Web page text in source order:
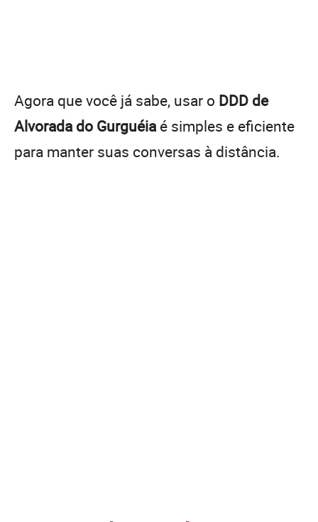
Agora que você já sabe, usar o DDD de
Alvorada do Gurguéiaé simples e eficiente
para manter suas conversas à distância.